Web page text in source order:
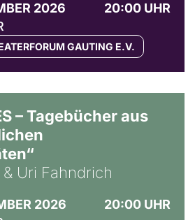
2026
20:00 UHR
GAUTING E.V.
– Tagebücher aus
Uri Fahndrich
2026
20:00 UHR